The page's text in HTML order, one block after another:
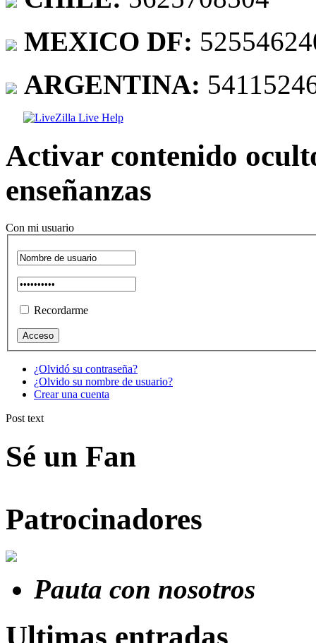
MEXICO DF:
ARGENTINA:
Activar contenido
enseñanzas
Con mi usuario
Recordarme
¿Olvidó su contraseña?
¿Olvido su nombre de usuario?
Crear una cuenta
Post text
Sé un Fan
Patrocinadores
Pauta con nosotros
Ultimas entradas